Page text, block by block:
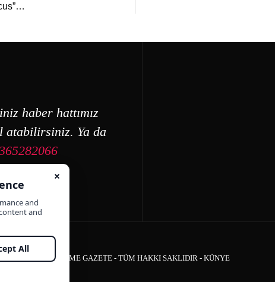
haber hattımız
atabilirsiniz. Ya da
ÇEŞME GAZETE - TÜM HAKKI SAKLIDIR - KÜNYE